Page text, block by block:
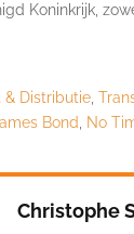
Koninkrijk,
& Distributie,
Bond, No
Christophe